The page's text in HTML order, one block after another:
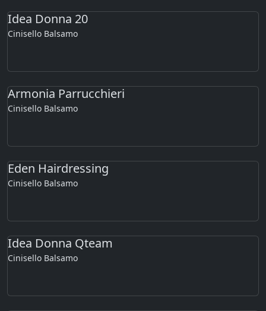
Idea Donna 20
Cinisello Balsamo
Armonia Parrucchieri
Cinisello Balsamo
Eden Hairdressing
Cinisello Balsamo
Idea Donna Qteam
Cinisello Balsamo